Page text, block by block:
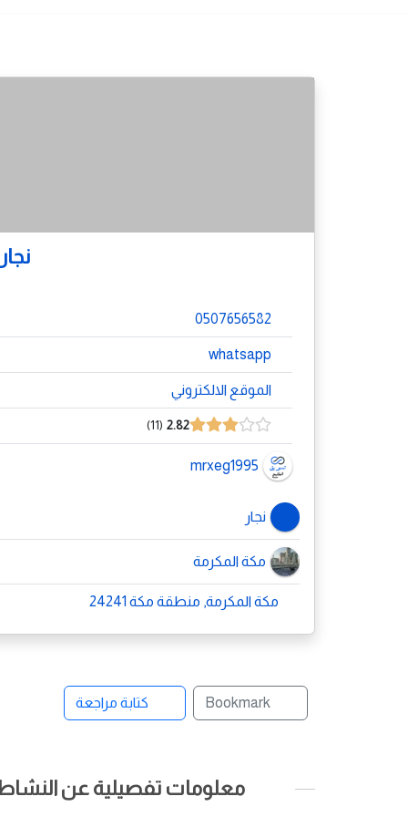
0507656582
whatsapp
الموقع الالكتروني
2.82
11
mrxeg1995
نجار
مكة المكرمة
مكة المكرمة, منطقة مكة 24241
Bookmark كتابة مراجعة
معلومات تفصيلية عن النشاط